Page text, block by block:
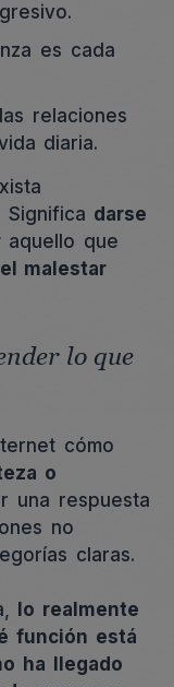
es cada
relaciones
diaria.
Significa darse
aquello que
malestar
lo que
cómo
o
una respuesta
no
claras.
lo realmente
función está
ha llegado